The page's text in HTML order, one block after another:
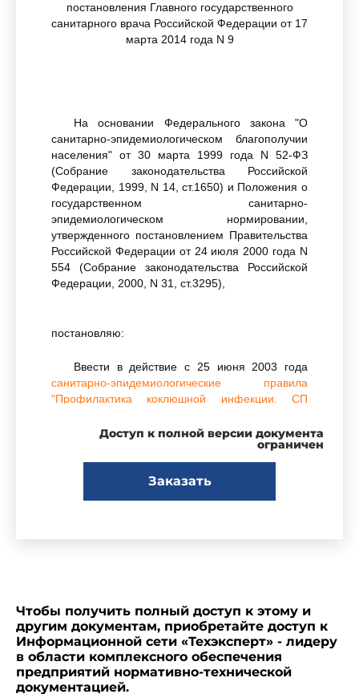
постановления Главного государственного
санитарного врача Российской Федерации от 17
марта 2014 года N 9
На основании Федерального закона "О
санитарно-эпидемиологическом благополучии
населения" от 30 марта 1999 года N 52-ФЗ
(Собрание законодательства Российской
Федерации, 1999, N 14, ст.1650) и Положения о
государственном санитарно-
эпидемиологическом нормировании,
утвержденного постановлением Правительства
Российской Федерации от 24 июля 2000 года N
554 (Собрание законодательства Российской
Федерации, 2000, N 31, ст.3295),
постановляю:
Ввести в действие с 25 июня 2003 года
санитарно-эпидемиологические правила
"Профилактика коклюшной инфекции. СП
государственным санитарным врачом
Российской Федерации 27 апреля 2003 года.
Зарегистрировано
в Министерстве юстиции
Российской Федерации
20 мая 2003 года,
регистрационный N 4577
Доступ к полной версии документа
ограничен
Заказать
Чтобы получить полный доступ к этому и
другим документам, приобретайте доступ к
Информационной сети «Техэксперт» - лидеру
в области комплексного обеспечения
предприятий нормативно-технической
документацией.